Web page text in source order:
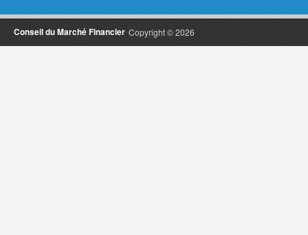
Copyright © 2026
Conseil du Marché Financier